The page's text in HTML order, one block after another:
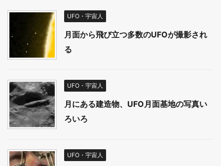
UFO・宇宙人
月面から飛び立つ多数のUFOが撮影され
る
UFO・宇宙人
月にある建造物、UFO月面基地の写真い
ろいろ
UFO・宇宙人